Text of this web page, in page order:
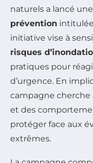
naturels a lancé
prévention
initiative vise à
risques
pratiques pour
d’urgence. En
campagne cherche
et des
protéger face aux
extrêmes.